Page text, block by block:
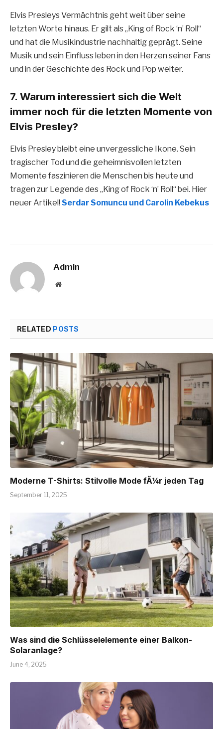
Elvis Presleys Vermächtnis geht weit über seine
letzten Worte hinaus. Er gilt als „King of Rock ‘n’ Roll“
und hat die Musikindustrie nachhaltig geprägt. Seine
Musik und sein Einfluss leben in den Herzen seiner Fans
und in der Geschichte des Rock und Pop weiter.
7. Warum interessiert sich die Welt
immer noch für die letzten Momente von
Elvis Presley?
Elvis Presley bleibt eine unvergessliche Ikone. Sein
tragischer Tod und die geheimnisvollen letzten
Momente faszinieren die Menschen bis heute und
tragen zur Legende des „King of Rock ‘n’ Roll“ bei. Hier
neuer Artikel! Serdar Somuncu und Carolin Kebekus
Admin
Website
RELATED POSTS
Moderne T-Shirts: Stilvolle Mode fÃ¼r jeden Tag
September 11, 2025
Was sind die Schlüsselelemente einer Balkon-
Solaranlage?
June 4, 2025